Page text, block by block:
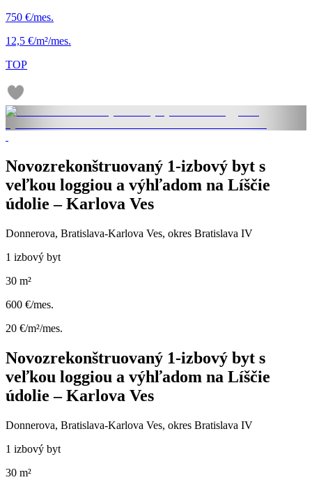
750 €/mes.
12,5 €/m²/mes.
TOP
Novozrekonštruovaný 1-izbový byt s
veľkou loggiou a výhľadom na Líščie
údolie – Karlova Ves
Donnerova, Bratislava-Karlova Ves, okres Bratislava IV
1 izbový byt
30 m²
600 €/mes.
20 €/m²/mes.
Novozrekonštruovaný 1-izbový byt s
veľkou loggiou a výhľadom na Líščie
údolie – Karlova Ves
Donnerova, Bratislava-Karlova Ves, okres Bratislava IV
1 izbový byt
30 m²